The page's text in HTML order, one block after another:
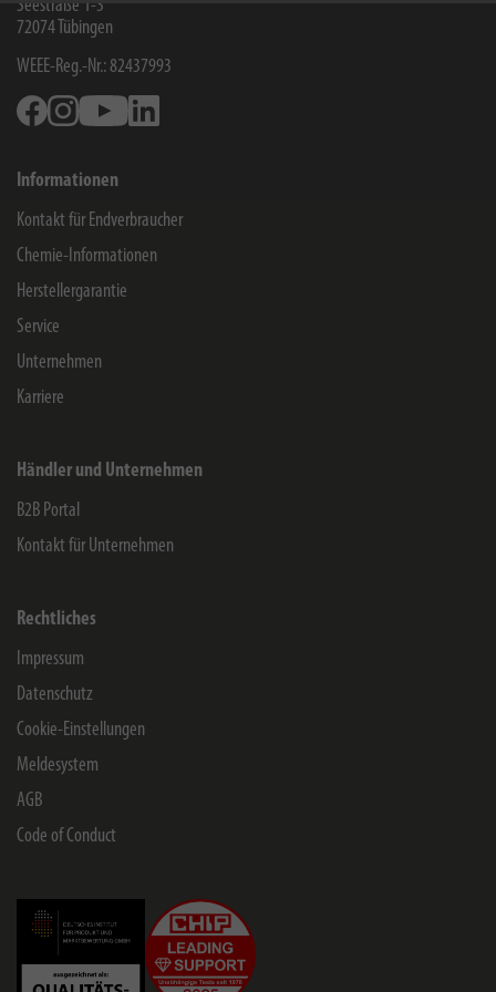
Seestraße 1-3
72074 Tübingen
WEEE-Reg.-Nr.: 82437993
FacebookInstagramYoutube
Informationen
Kontakt für Endverbraucher
Chemie-Informationen
Herstellergarantie
Service
Unternehmen
Karriere
Händler und Unternehmen
B2B Portal
Kontakt für Unternehmen
Rechtliches
Impressum
Datenschutz
Cookie-Einstellungen
Meldesystem
AGB
Code of Conduct